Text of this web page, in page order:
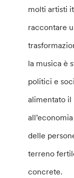
molti artisti
raccontare
la musica è
politici e
alimentato il
delle
terreno
concrete.